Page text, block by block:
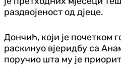
раздвојеност од дјеце.
Дончић, који је почетком
раскинуо вјеридбу са
поручио шта му је